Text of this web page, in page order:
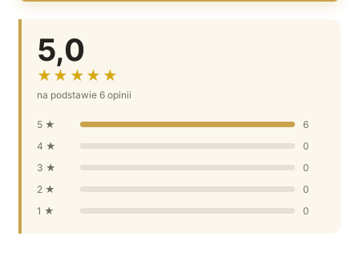
5,0
★★★★★
na podstawie 6 opinii
5 ★
6
4 ★
0
3 ★
0
2 ★
0
1 ★
0